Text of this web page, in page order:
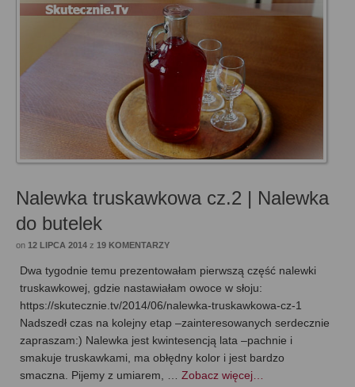
Nalewka truskawkowa cz.2 | Nalewka
do butelek
on 12 LIPCA 2014 z 19 KOMENTARZY
Dwa tygodnie temu prezentowałam pierwszą część nalewki
truskawkowej, gdzie nastawiałam owoce w słoju:
https://skutecznie.tv/2014/06/nalewka-truskawkowa-cz-1
Nadszedł czas na kolejny etap –zainteresowanych serdecznie
zapraszam:) Nalewka jest kwintesencją lata –pachnie i
smakuje truskawkami, ma obłędny kolor i jest bardzo
smaczna. Pijemy z umiarem, … Zobacz więcej…